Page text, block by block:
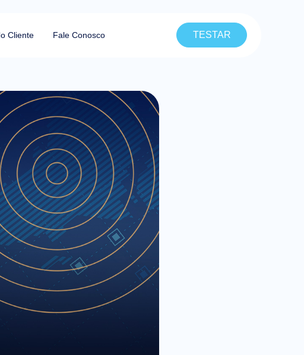
Cliente Fale Conosco TESTAR